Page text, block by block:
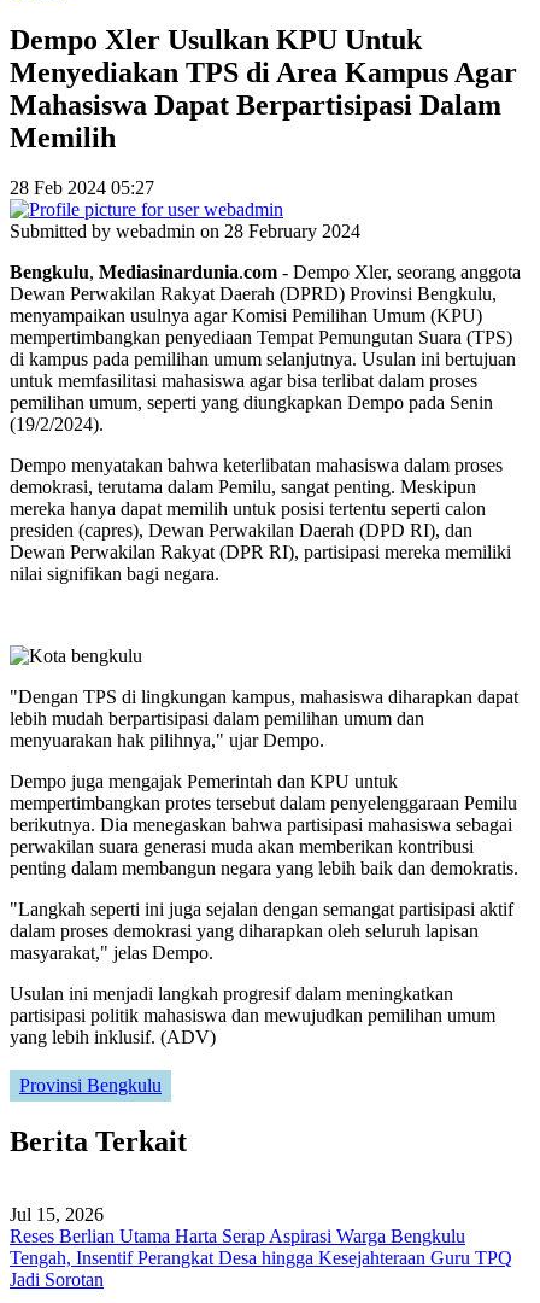
Dempo Xler Usulkan KPU Untuk
Menyediakan TPS di Area Kampus Agar
Mahasiswa Dapat Berpartisipasi Dalam
Memilih
28 Feb 2024 05:27
Submitted by webadmin on 28 February 2024
Bengkulu, Mediasinardunia.com - Dempo Xler, seorang anggota
Dewan Perwakilan Rakyat Daerah (DPRD) Provinsi Bengkulu,
menyampaikan usulnya agar Komisi Pemilihan Umum (KPU)
mempertimbangkan penyediaan Tempat Pemungutan Suara (TPS)
di kampus pada pemilihan umum selanjutnya. Usulan ini bertujuan
untuk memfasilitasi mahasiswa agar bisa terlibat dalam proses
pemilihan umum, seperti yang diungkapkan Dempo pada Senin
(19/2/2024).
Dempo menyatakan bahwa keterlibatan mahasiswa dalam proses
demokrasi, terutama dalam Pemilu, sangat penting. Meskipun
mereka hanya dapat memilih untuk posisi tertentu seperti calon
presiden (capres), Dewan Perwakilan Daerah (DPD RI), dan
Dewan Perwakilan Rakyat (DPR RI), partisipasi mereka memiliki
nilai signifikan bagi negara.
"Dengan TPS di lingkungan kampus, mahasiswa diharapkan dapat
lebih mudah berpartisipasi dalam pemilihan umum dan
menyuarakan hak pilihnya," ujar Dempo.
Dempo juga mengajak Pemerintah dan KPU untuk
mempertimbangkan protes tersebut dalam penyelenggaraan Pemilu
berikutnya. Dia menegaskan bahwa partisipasi mahasiswa sebagai
perwakilan suara generasi muda akan memberikan kontribusi
penting dalam membangun negara yang lebih baik dan demokratis.
"Langkah seperti ini juga sejalan dengan semangat partisipasi aktif
dalam proses demokrasi yang diharapkan oleh seluruh lapisan
masyarakat," jelas Dempo.
Usulan ini menjadi langkah progresif dalam meningkatkan
partisipasi politik mahasiswa dan mewujudkan pemilihan umum
yang lebih inklusif. (ADV)
Provinsi Bengkulu
Berita Terkait
Jul 15, 2026
Reses Berlian Utama Harta Serap Aspirasi Warga Bengkulu
Tengah, Insentif Perangkat Desa hingga Kesejahteraan Guru TPQ
Jadi Sorotan